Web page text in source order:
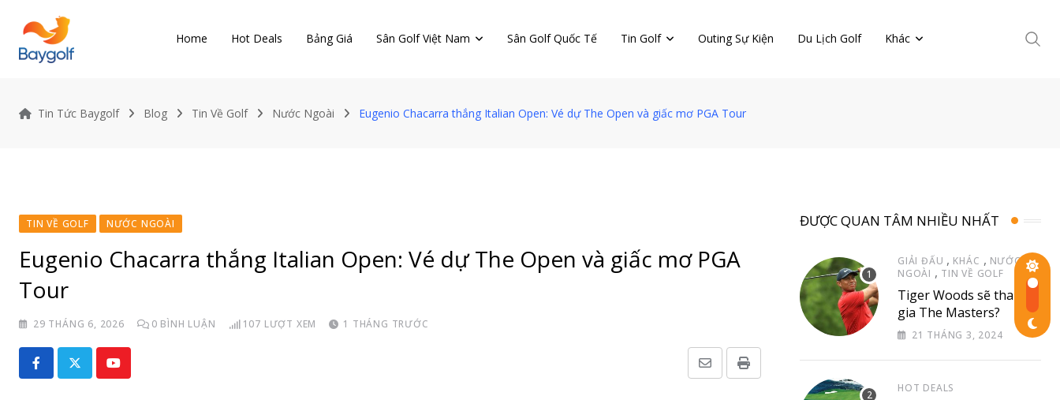
content
Home Hot Deals Bảng Giá Sân Golf Việt Nam Sân Golf Quốc Tế Tin Golf Outing Sự Kiện Du Lịch Golf Khác
Tin Tức Baygolf Blog Tin Về Golf Nước Ngoài Eugenio Chacarra thắng Italian Open: Vé dự The Open và giấc mơ PGA Tour
TIN VỀ GOLF NƯỚC NGOÀI
Eugenio Chacarra thắng Italian Open: Vé dự The Open và giấc mơ PGA
Tour
29 THÁNG 6, 2026 0 BÌNH LUẬN 107 LƯỢT XEM 1 THÁNG TRƯỚC
Youtube Print
Share
ĐƯỢC QUAN TÂM NHIỀU NHẤT
GIẢI ĐẤU , KHÁC , NƯỚC
NGOÀI , TIN VỀ GOLF
Tiger Woods sẽ tham
gia The Masters?
21 THÁNG 3, 2024
HOT DEALS